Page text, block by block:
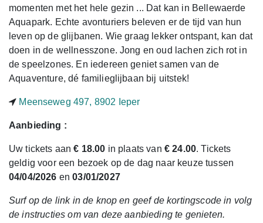
momenten met het hele gezin ... Dat kan in Bellewaerde
Aquapark. Echte avonturiers beleven er de tijd van hun
leven op de glijbanen. Wie graag lekker ontspant, kan dat
doen in de wellnesszone. Jong en oud lachen zich rot in
de speelzones. En iedereen geniet samen van de
Aquaventure, dé familieglijbaan bij uitstek!
Meenseweg 497, 8902 Ieper
Aanbieding :
Uw tickets aan€ 18.00 in plaats van € 24.00. Tickets
geldig voor een bezoek op de dag naar keuze tussen
04/04/2026 en03/01/2027
Surf op de link in de knop en geef de kortingscode in volg
de instructies om van deze aanbieding te genieten.